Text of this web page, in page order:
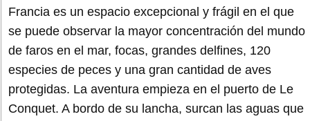
Francia es un espacio excepcional y frágil en el que
se puede observar la mayor concentración del mundo
de faros en el mar, focas, grandes delfines, 120
especies de peces y una gran cantidad de aves
protegidas. La aventura empieza en el puerto de Le
Conquet. A bordo de su lancha, surcan las aguas que